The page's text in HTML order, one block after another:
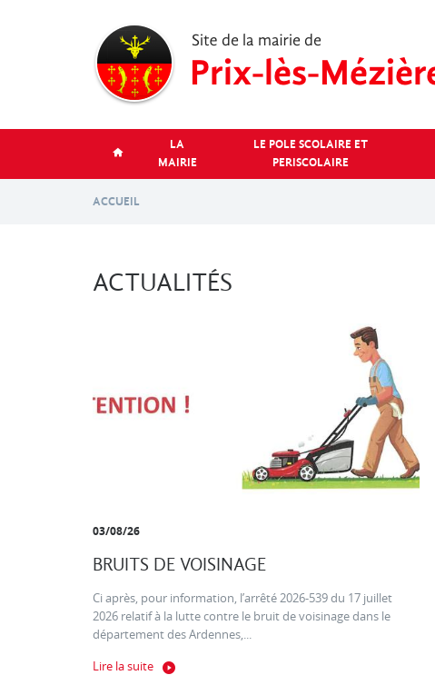
LA
MAIRIE
LE POLE SCOLAIRE ET
PERISCOLAIRE
ACCUEIL
ACTUALITÉS
03/08/26
BRUITS DE VOISINAGE
Ci après, pour information, l’arrêté 2026-539 du 17 juillet
2026 relatif à la lutte contre le bruit de voisinage dans le
département des Ardennes,...
Lire la suite